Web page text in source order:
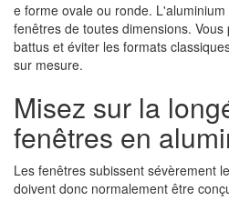
e forme ovale ou ronde.
fenêtres de toutes dimensions.
battus et éviter les formats
sur mesure.
Misez sur la
fenêtres en
Les fenêtres subissent sévèrement
doivent donc normalement être